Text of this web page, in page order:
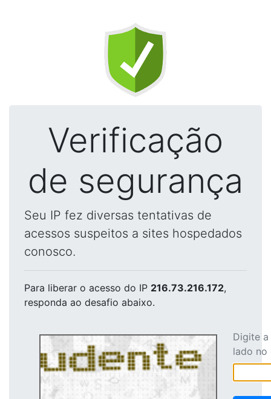
Verificação
de segurança
Seu IP fez diversas tentativas de
acessos suspeitos a sites hospedados
conosco.
Para liberar o acesso do IP 216.73.216.172,
responda ao desafio abaixo.
Digite
lado no